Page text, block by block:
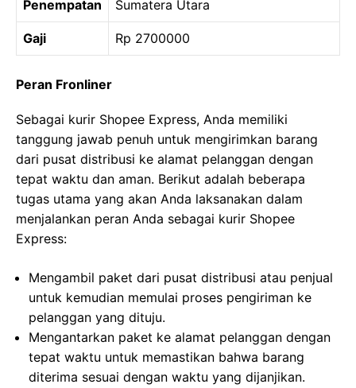
Penempatan
Sumatera Utara
Gaji Rp 2700000
Peran Fronliner
Sebagai kurir Shopee Express, Anda memiliki
tanggung jawab penuh untuk mengirimkan barang
dari pusat distribusi ke alamat pelanggan dengan
tepat waktu dan aman. Berikut adalah beberapa
tugas utama yang akan Anda laksanakan dalam
menjalankan peran Anda sebagai kurir Shopee
Express:
Mengambil paket dari pusat distribusi atau penjual
untuk kemudian memulai proses pengiriman ke
pelanggan yang dituju.
Mengantarkan paket ke alamat pelanggan dengan
tepat waktu untuk memastikan bahwa barang
diterima sesuai dengan waktu yang dijanjikan.